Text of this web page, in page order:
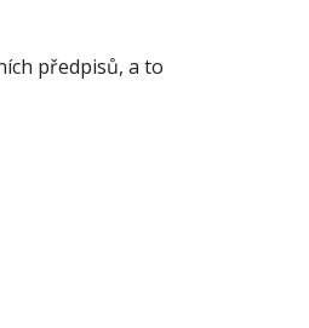
předpisů, a to